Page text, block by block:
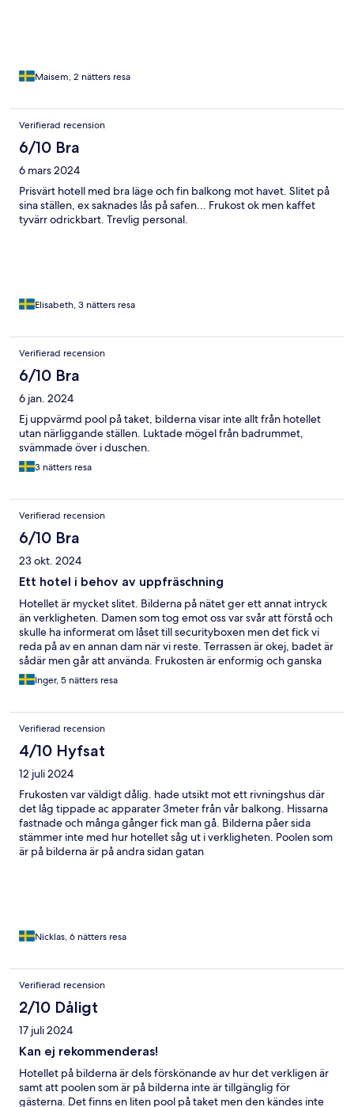
Maisem, 2 nätters resa
Verifierad recension
6/10 Bra
6 mars 2024
Prisvärt hotell med bra läge och fin balkong mot havet. Slitet på
sina ställen, ex saknades lås på safen... Frukost ok men kaffet
tyvärr odrickbart. Trevlig personal.
Elisabeth, 3 nätters resa
Verifierad recension
6/10 Bra
6 jan. 2024
Ej uppvärmd pool på taket, bilderna visar inte allt från hotellet
utan närliggande ställen. Luktade mögel från badrummet,
svämmade över i duschen.
3 nätters resa
Verifierad recension
6/10 Bra
23 okt. 2024
Ett hotel i behov av uppfräschning
Hotellet är mycket slitet. Bilderna på nätet ger ett annat intryck
än verkligheten. Damen som tog emot oss var svår att förstå och
skulle ha informerat om låset till securityboxen men det fick vi
reda på av en annan dam när vi reste. Terrassen är okej, badet är
sådär men går att använda. Frukosten är enformig och ganska
smaklös. Ingen utsikt.
Inger, 5 nätters resa
Verifierad recension
4/10 Hyfsat
12 juli 2024
Frukosten var väldigt dålig. hade utsikt mot ett rivningshus där
det låg tippade ac apparater 3meter från vår balkong. Hissarna
fastnade och många gånger fick man gå. Bilderna påer sida
stämmer inte med hur hotellet såg ut i verkligheten. Poolen som
är på bilderna är på andra sidan gatan
Nicklas, 6 nätters resa
Verifierad recension
2/10 Dåligt
17 juli 2024
Kan ej rekommenderas!
Hotellet på bilderna är dels förskönande av hur det verkligen är
samt att poolen som är på bilderna inte är tillgänglig för
gästerna. Det finns en liten pool på taket men den kändes inte